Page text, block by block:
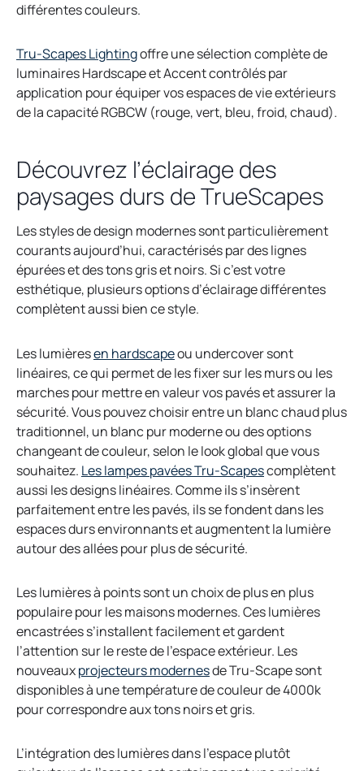
différentes couleurs.
Tru-Scapes Lightingo
p
e
n
n
a
n
e
w
t
a
b
offre une sélection complète de
luminaires Hardscape et Accent contrôlés par
application pour équiper vos espaces de vie extérieurs
de la capacité RGBCW (rouge, vert, bleu, froid, chaud).
Découvrez l’éclairage des
paysages durs de TrueScapes
Les styles de design modernes sont particulièrement
courants aujourd’hui, caractérisés par des lignes
épurées et des tons gris et noirs. Si c’est votre
esthétique, plusieurs options d’éclairage différentes
complètent aussi bien ce style.
Les lumièresen hardscapeou undercover sont
linéaires, ce qui permet de les fixer sur les murs ou les
marches pour mettre en valeur vos pavés et assurer la
sécurité. Vous pouvez choisir entre un blanc chaud plus
traditionnel, un blanc pur moderne ou des options
changeant de couleur, selon le look global que vous
souhaitez. Les lampes pavées Tru-Scapescomplètent
aussi les designs linéaires. Comme ils s’insèrent
parfaitement entre les pavés, ils se fondent dans les
espaces durs environnants et augmentent la lumière
autour des allées pour plus de sécurité.
Les lumières à points sont un choix de plus en plus
populaire pour les maisons modernes. Ces lumières
encastrées s’installent facilement et gardent
l’attention sur le reste de l’espace extérieur. Les
nouveauxprojecteurs modernesde Tru-Scape sont
disponibles à une température de couleur de 4000k
pour correspondre aux tons noirs et gris.
L’intégration des lumières dans l’espace plutôt